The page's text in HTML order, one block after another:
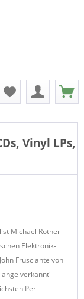
Vinyl LPs,
Michael Rother
Elektronik-
Frusciante von
verkannt"
Per-